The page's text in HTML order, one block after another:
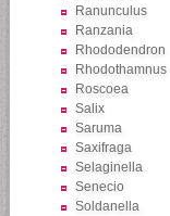
Ranunculus
Ranzania
Rhododendron
Rhodothamnus
Roscoea
Salix
Saruma
Saxifraga
Selaginella
Senecio
Soldanella